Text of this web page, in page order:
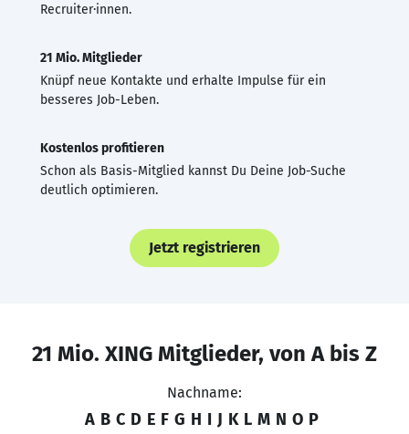
Recruiter·innen.
21 Mio. Mitglieder
Knüpf neue Kontakte und erhalte Impulse für ein
besseres Job-Leben.
Kostenlos profitieren
Schon als Basis-Mitglied kannst Du Deine Job-Suche
deutlich optimieren.
Jetzt registrieren
21 Mio. XING Mitglieder, von A bis Z
Nachname:
A B C D E F G H I J K L M N O P